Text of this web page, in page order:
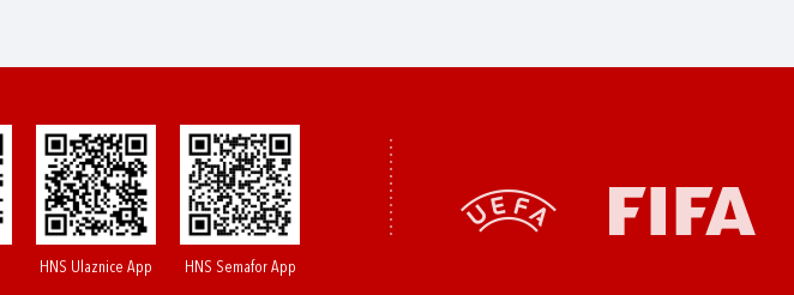
HNS Ulaznice App HNS Semafor App